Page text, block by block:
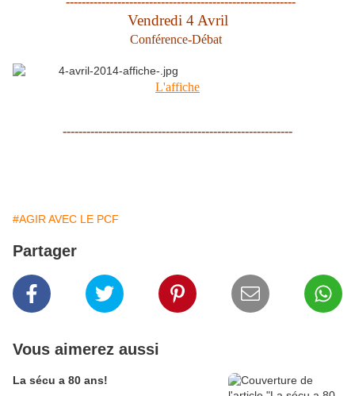
Vendredi 4 Avril
Conférence-Débat
L'affiche
----------------------------------------------------------
#AGIR AVEC LE PCF
Partager
Vous aimerez aussi
La sécu a 80 ans!